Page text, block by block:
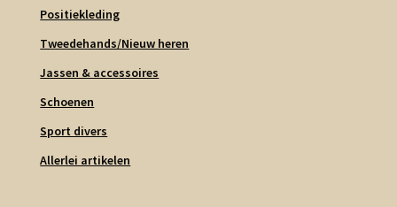
Positiekleding
Tweedehands/Nieuw heren
Jassen & accessoires
Schoenen
Sport divers
Allerlei artikelen